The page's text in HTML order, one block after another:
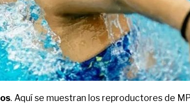
. Aquí se muestran los reproductores de